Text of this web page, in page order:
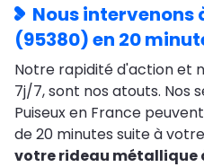
Nous intervenons
(95380) en 20
Notre rapidité d'action et
7j/7, sont nos atouts. Nos
Puiseux en France
de 20 minutes suite à
votre rideau métallique